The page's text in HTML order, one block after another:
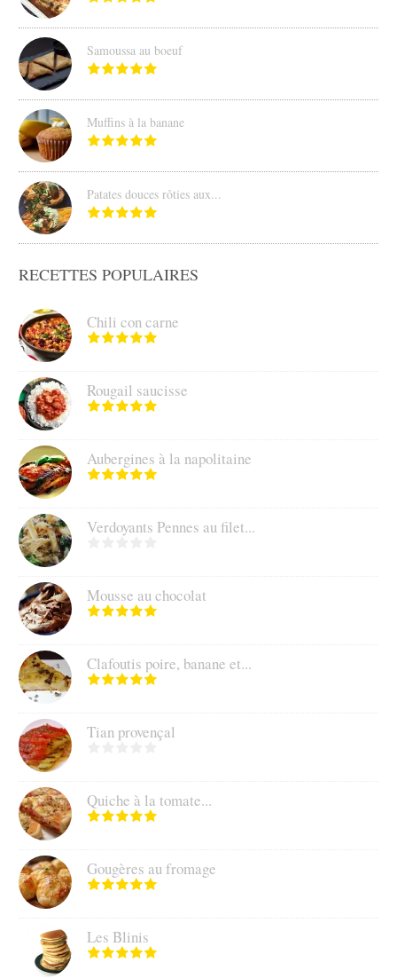
Samoussa au boeuf
Muffins à la banane
Patates douces rôties aux...
RECETTES POPULAIRES
Chili con carne
Rougail saucisse
Aubergines à la napolitaine
Verdoyants Pennes au filet...
Mousse au chocolat
Clafoutis poire, banane et...
Tian provençal
Quiche à la tomate...
Gougères au fromage
Les Blinis